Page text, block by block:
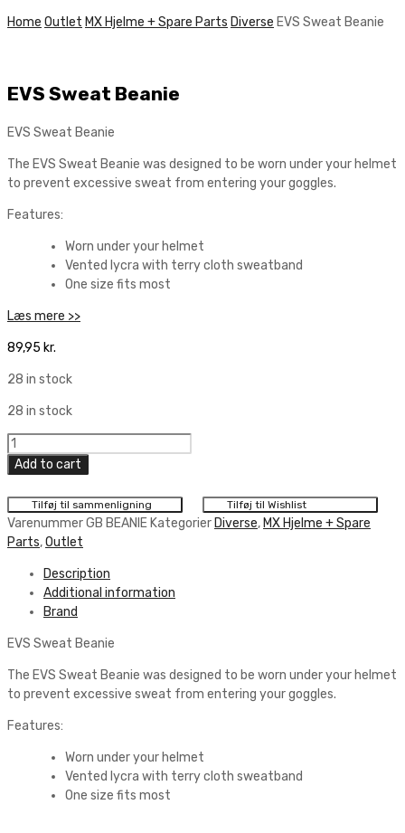
Skip
Home Outlet MX Hjelme + Spare Parts Diverse EVS Sweat Beanie
EVS Sweat Beanie
EVS Sweat Beanie
The EVS Sweat Beanie was designed to be worn under your helmet
to prevent excessive sweat from entering your goggles.
Features:
Worn under your helmet
Vented lycra with terry cloth sweatband
One size fits most
Læs mere >>
89,95 kr.
28 in stock
28 in stock
EVS
Sweat
Beanie
quantity
Add to cart
Tilføj til sammenligning Tilføj til Wishlist
VarenummerGB BEANIE Kategorier Diverse, MX Hjelme + Spare
Parts,Outlet
Description
Additional information
Brand
EVS Sweat Beanie
The EVS Sweat Beanie was designed to be worn under your helmet
to prevent excessive sweat from entering your goggles.
Features:
Worn under your helmet
Vented lycra with terry cloth sweatband
One size fits most